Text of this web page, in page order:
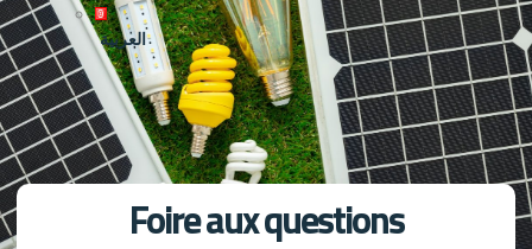
العربية
Foire aux questions